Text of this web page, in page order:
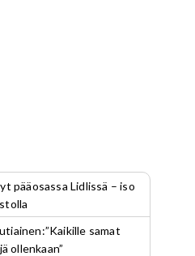
pääosassa Lidlissä – iso
samat
ollenkaan”